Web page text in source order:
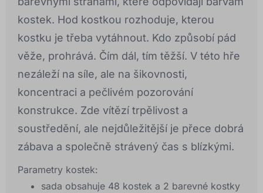
kostek. Hod kostkou rozhoduje, kterou
kostku je třeba vytáhnout. Kdo způsobí pád
věže, prohrává. Čím dál, tím těžší. V této hře
nezáleží na síle, ale na šikovnosti,
koncentraci a pečlivém pozorování
konstrukce. Zde vítězí trpělivost a
soustředění, ale nejdůležitější je přece dobrá
zábava a společně strávený čas s blízkými.
Parametry kostek:
sada obsahuje 48 kostek a 2 barevné kostky